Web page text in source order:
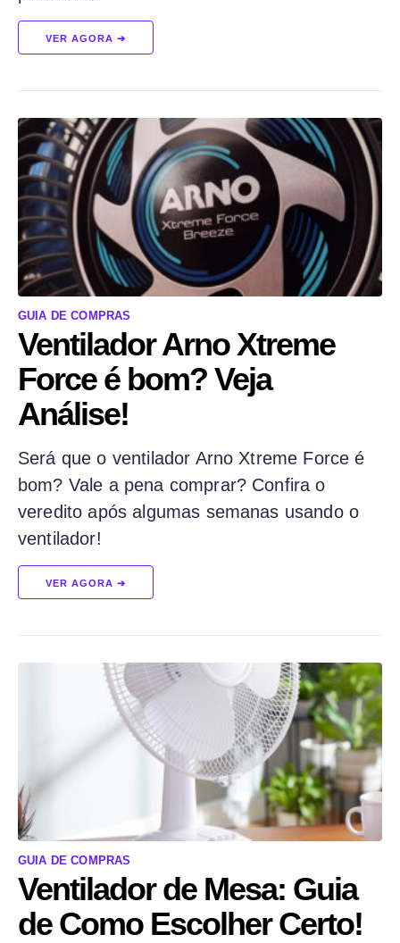
VER AGORA ➔
GUIA DE COMPRAS
Ventilador Arno Xtreme
Force é bom? Veja
Análise!
Será que o ventilador Arno Xtreme Force é
bom? Vale a pena comprar? Confira o
veredito após algumas semanas usando o
ventilador!
VER AGORA ➔
GUIA DE COMPRAS
Ventilador de Mesa: Guia
de Como Escolher Certo!